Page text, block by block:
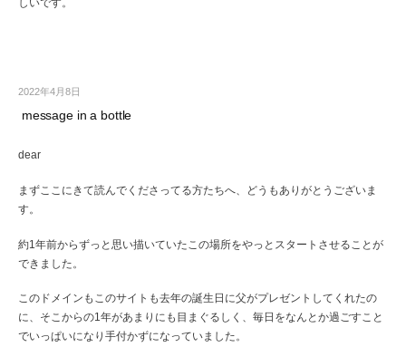
2022年4月8日
message in a bottle
dear
まずここにきて読んでくださってる方たちへ、どうもありがとうございま
す。
約1年前からずっと思い描いていたこの場所をやっとスタートさせることが
できました。
このドメインもこのサイトも去年の誕生日に父がプレゼントしてくれたの
に、そこからの1年があまりにも目まぐるしく、毎日をなんとか過ごすこと
でいっぱいになり手付かずになっていました。